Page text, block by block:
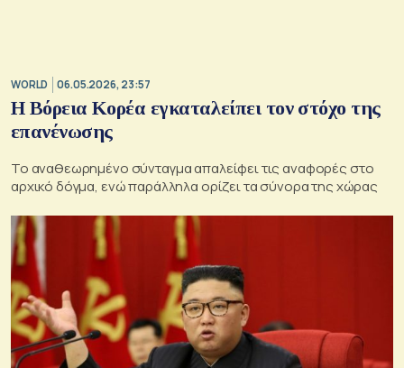
WORLD 06.05.2026, 23:57
Η Βόρεια Κορέα εγκαταλείπει τον στόχο της
επανένωσης
Το αναθεωρημένο σύνταγμα απαλείφει τις αναφορές στο
αρχικό δόγμα, ενώ παράλληλα ορίζει τα σύνορα της χώρας